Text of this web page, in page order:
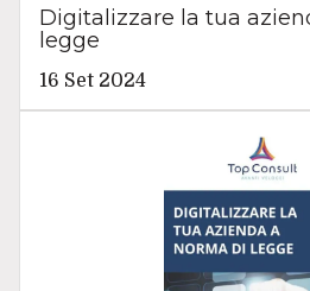
Digitalizzare la tua
legge
16 Set 2024